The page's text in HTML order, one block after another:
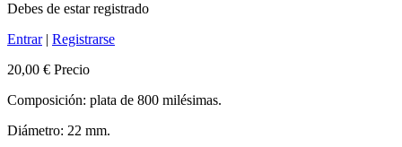
Debes de estar registrado
Entrar| Registrarse
20,00 € Precio
Composición: plata de 800 milésimas.
Diámetro: 22 mm.